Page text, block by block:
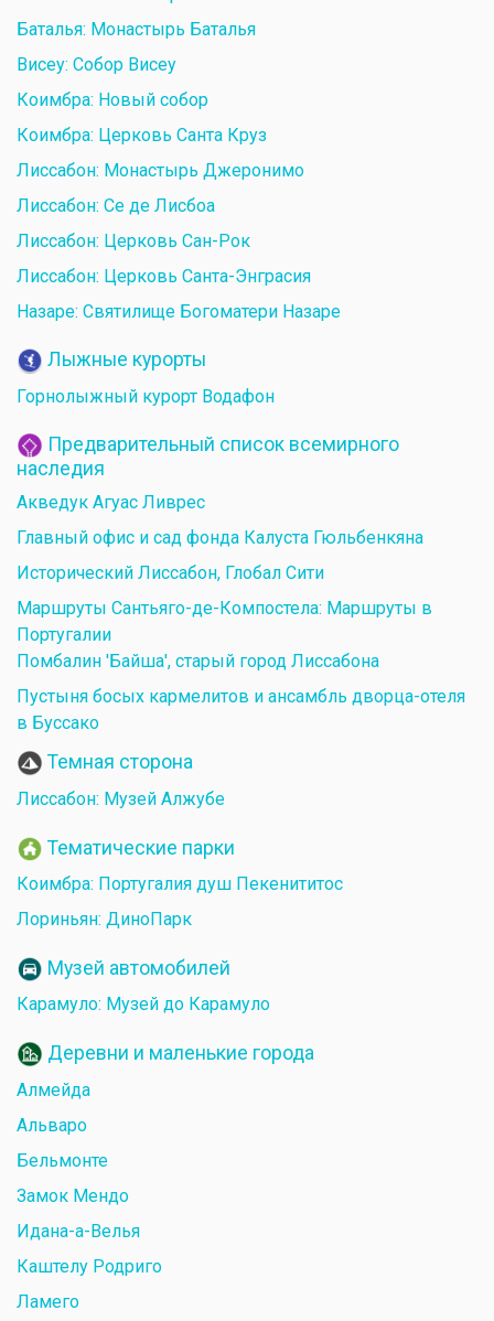
Баталья: Монастырь Баталья
Висеу: Собор Висеу
Коимбра: Новый собор
Коимбра: Церковь Санта Круз
Лиссабон: Монастырь Джеронимо
Лиссабон: Се де Лисбоа
Лиссабон: Церковь Сан-Рок
Лиссабон: Церковь Санта-Энграсия
Назаре: Святилище Богоматери Назаре
Лыжные курорты
Горнолыжный курорт Водафон
Предварительный список всемирного
наследия
Акведук Агуас Ливрес
Главный офис и сад фонда Калуста Гюльбенкяна
Исторический Лиссабон, Глобал Сити
Маршруты Сантьяго-де-Компостела: Маршруты в
Португалии
Помбалин 'Байша', старый город Лиссабона
Пустыня босых кармелитов и ансамбль дворца-отеля
в Буссако
Темная сторона
Лиссабон: Музей Алжубе
Тематические парки
Коимбра: Португалия душ Пекенититос
Лориньян: ДиноПарк
Музей автомобилей
Карамуло: Музей до Карамуло
Деревни и маленькие города
Алмейда
Альваро
Бельмонте
Замок Мендо
Идана-а-Велья
Каштелу Родриго
Ламего